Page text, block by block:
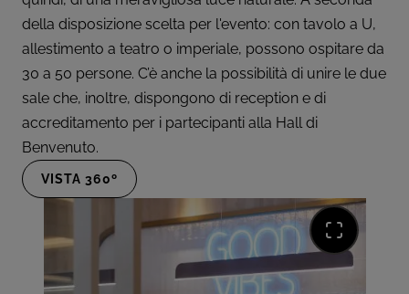
della disposizione scelta per l'evento: con tavolo a U,
allestimento a teatro o imperiale, possono ospitare da
30 a 50 persone. C’è anche la possibilità di unire le due
sale che, inoltre, dispongono di reception e di
accreditamento per i partecipanti alla Hall di
Benvenuto.
VISTA 360º